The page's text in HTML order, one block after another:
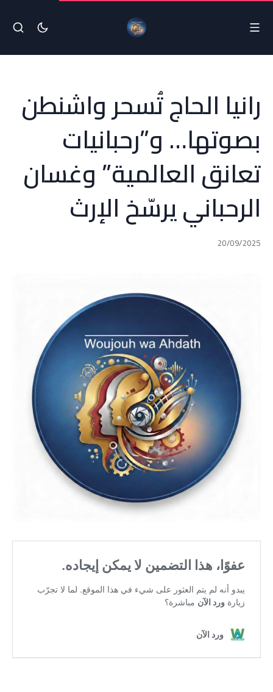
رانيا الحاج تُسحر واشنطن
بصوتها… و”رحبانيات
تعانق العالمية” وغسان
الرحباني يرسّخ الإرث
20/09/2025